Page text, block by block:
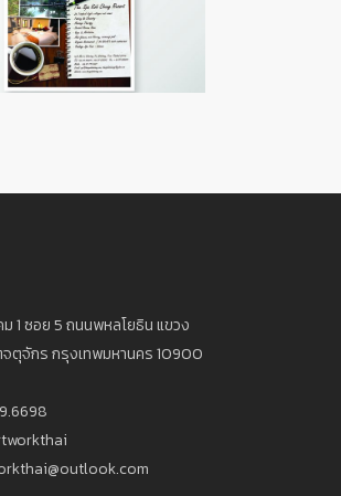
ม 1 ซอย 5 ถนนพหลโยธิน แขวง
จตุจักร กรุงเทพมหานคร 10900